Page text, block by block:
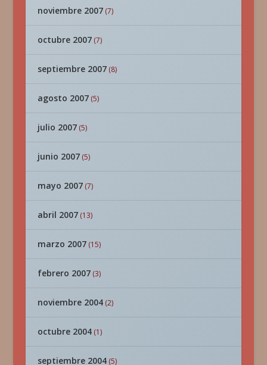
noviembre 2007(7)
octubre 2007(7)
septiembre 2007(8)
agosto 2007(5)
julio 2007(5)
junio 2007(5)
mayo 2007(7)
abril 2007(13)
marzo 2007(15)
febrero 2007(3)
noviembre 2004(2)
octubre 2004(1)
septiembre 2004(5)